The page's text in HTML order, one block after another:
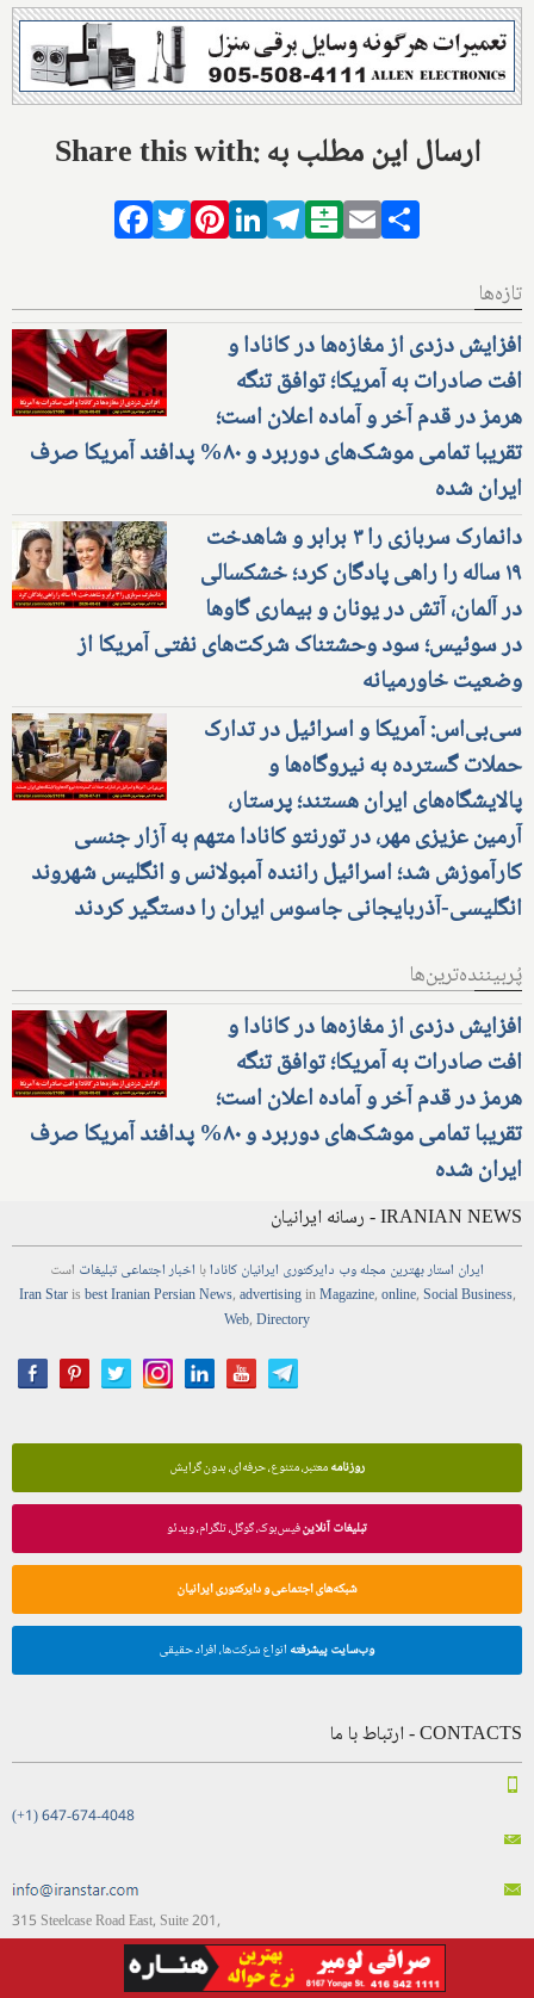
Share this with: ارسال این مطلب به
Facebook
TwitterPinterestLinkedIn
Telegram
Balatarin
Email
تازه‌ها
افزایش دزدی از مغازه‌ها در کانادا و
افت صادرات به آمریکا؛ توافق تنگه
هرمز در قدم آخر و آماده اعلان است؛
تقریبا تمامی موشک‌های دوربرد و ۸۰% پدافند آمریکا صرف
ایران شده
دانمارک سربازی را ۳ برابر و شاهدخت
۱۹ ساله را راهی پادگان کرد؛ خشکسالی
در آلمان، آتش در یونان و بیماری گاوها
در سوئیس؛ سود وحشتناک شرکت‌های نفتی آمریکا از
وضعیت خاورمیانه
سی‌بی‌اس: آمریکا و اسرائیل در تدارک
حملات گسترده به نیروگاه‌ها و
پالایشگاه‌های ایران هستند؛ پرستار،
آرمین عزیزی مهر، در تورنتو کانادا متهم به آزار جنسی
کارآموزش شد؛ اسرائیل راننده آمبولانس و انگلیس شهروند
انگلیسی-آذربایجانی جاسوس ایران را دستگیر کردند
پُربیننده‌ترین‌ها
افزایش دزدی از مغازه‌ها در کانادا و
افت صادرات به آمریکا؛ توافق تنگه
هرمز در قدم آخر و آماده اعلان است؛
تقریبا تمامی موشک‌های دوربرد و ۸۰% پدافند آمریکا صرف
ایران شده
IRANIAN NEWS - رسانه ایرانیان
ایران استاربهترین مجلهوب دایرکتوری ایرانیان کانادابا اخباراجتماعیتبلیغات است
Iran Starisbest Iranian PersianNews,advertisinginMagazine,online,Social Business,
Web,Directory
روزنامهمعتبر، متنوع، حرفه‌ای، بدون گرایش
تبلیغات آنلاینفیس‌بوک، گوگل، تلگرام، ویدئو
شبکه‌های اجتماعی و دایرکتوری ایرانیان
وب‌سایت پیشرفته انواع شرکت‌ها، افراد حقیقی
CONTACTS - ارتباط با ما
(+1) 647-674-4048
315 Steelcase Road East, Suite 201,
Markham, Ontario, L3R 2R5